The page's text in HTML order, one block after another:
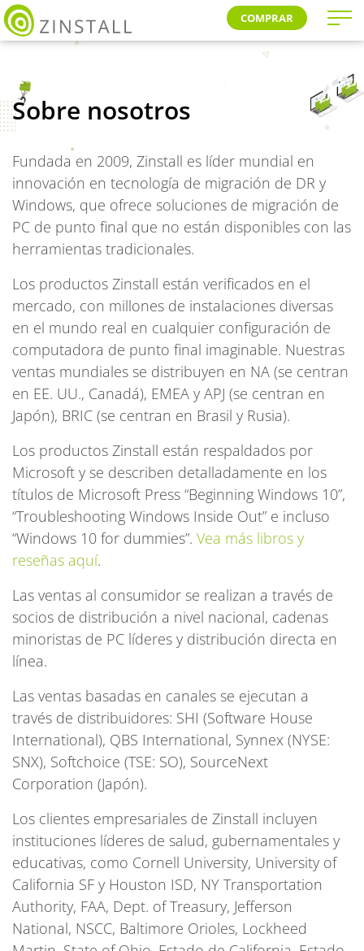
COMPRAR
Sobre nosotros
Fundada en 2009, Zinstall es líder mundial en
innovación en tecnología de migración de DR y
Windows, que ofrece soluciones de migración de
PC de punto final que no están disponibles con las
herramientas tradicionales.
Los productos Zinstall están verificados en el
mercado, con millones de instalaciones diversas
en el mundo real en cualquier configuración de
computadora de punto final imaginable. Nuestras
ventas mundiales se distribuyen en NA (se centran
en EE. UU., Canadá), EMEA y APJ (se centran en
Japón), BRIC (se centran en Brasil y Rusia).
Los productos Zinstall están respaldados por
Microsoft y se describen detalladamente en los
títulos de Microsoft Press “Beginning Windows 10”,
“Troubleshooting Windows Inside Out” e incluso
“Windows 10 for dummies”. Vea más libros y
reseñas aquí.
Las ventas al consumidor se realizan a través de
socios de distribución a nivel nacional, cadenas
minoristas de PC líderes y distribución directa en
línea.
Las ventas basadas en canales se ejecutan a
través de distribuidores: SHI (Software House
International), QBS International, Synnex (NYSE:
SNX), Softchoice (TSE: SO), SourceNext
Corporation (Japón).
Los clientes empresariales de Zinstall incluyen
instituciones líderes de salud, gubernamentales y
educativas, como Cornell University, University of
California SF y Houston ISD, NY Transportation
Authority, FAA, Dept. of Treasury, Jefferson
National, NSCC, Baltimore Orioles, Lockheed